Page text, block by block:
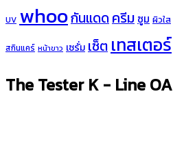
UV whooกันแดดครีม ซูม ผิวใส
สกินแคร์ หน้าขาว เซรั่มเซ็ต เทสเตอร์
The Tester K - Line OA